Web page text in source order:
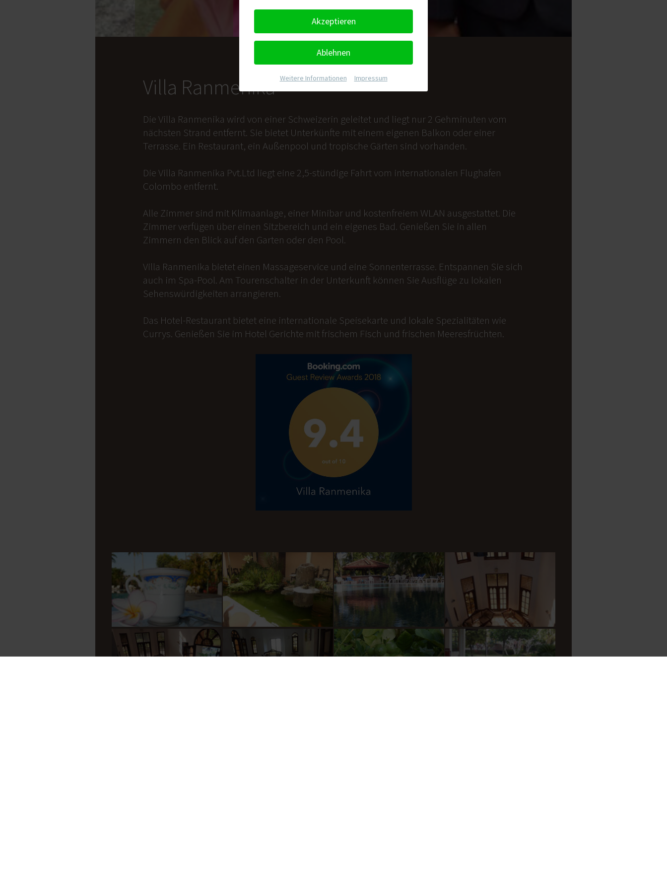
Villa Ranmenika
Die Villa Ranmenika wird von einer Schweizerin geleitet und liegt nur 2 Gehminuten vom
nächsten Strand entfernt. Sie bietet Unterkünfte mit einem eigenen Balkon oder einer
Terrasse. Ein Restaurant, ein Außenpool und tropische Gärten sind vorhanden.
Die Villa Ranmenika Pvt.Ltd liegt eine 2,5-stündige Fahrt vom internationalen Flughafen
Colombo entfernt.
Alle Zimmer sind mit Klimaanlage, einer Minibar und kostenfreiem WLAN ausgestattet. Die
Zimmer verfügen über einen Sitzbereich und ein eigenes Bad. Genießen Sie in allen
Zimmern den Blick auf den Garten oder den Pool.
Villa Ranmenika bietet einen Massageservice und eine Sonnenterrasse. Entspannen Sie sich
auch im Spa-Pool. Am Tourenschalter in der Unterkunft können Sie Ausflüge zu lokalen
Sehenswürdigkeiten arrangieren.
Das Hotel-Restaurant bietet eine internationale Speisekarte und lokale Spezialitäten wie
Currys. Genießen Sie im Hotel Gerichte mit frischem Fisch und frischen Meeresfrüchten.
Akzeptieren
Ablehnen
Weitere Informationen Impressum